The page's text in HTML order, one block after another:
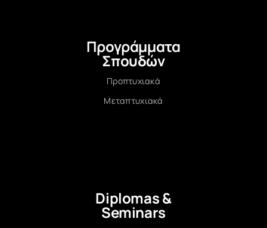
Προγράμματα
Σπουδών
Προπτυχιακά
Μεταπτυχιακά
Diplomas &
Seminars